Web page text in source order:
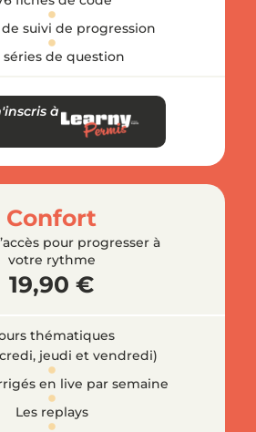
de suivi de progression
séries de question
à
Confort
pour progresser à
votre rythme
19,90 €
thématiques
jeudi et vendredi)
en live par semaine
Les replays